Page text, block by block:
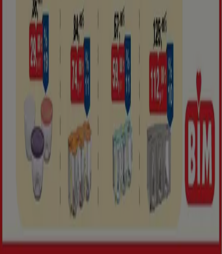
İndeks
Markalar
Yerel markalar
İşletmeler
Yakın mağazalar
Ürünler
Yerel ürünler
Şehirler
Tiendeo uygulamasını indir
Copyright © Tiendeo ® 2026 · Shopfully Marketing S.L.U. –
Palau de Mar – 08039 Barcelona, Spain
Şartlar ve koşullarGizlilik Politikası